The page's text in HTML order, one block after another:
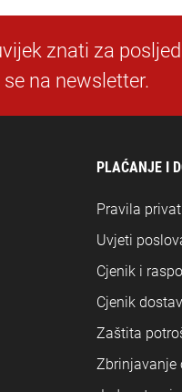
znati za
na newsletter.
PLAĆANJE I
Pravila
Uvjeti
Cjenik i
Cjenik
Zaštita
Zbrinjavanje